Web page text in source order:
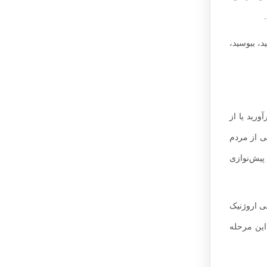
ببوسید،
یا از
از مردم
اروژنیک
مرحله